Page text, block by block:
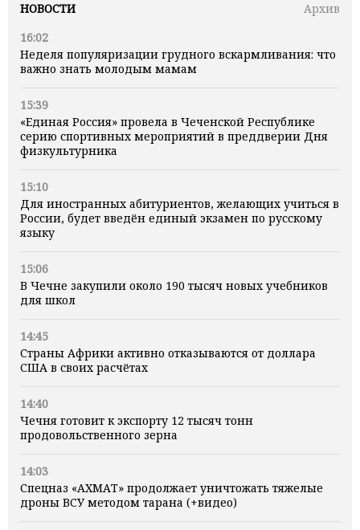
НОВОСТИ
Архив
16:02
Неделя популяризации грудного вскармливания: что
важно знать молодым мамам
15:39
«Единая Россия» провела в Чеченской Республике
серию спортивных мероприятий в преддверии Дня
физкультурника
15:10
Для иностранных абитуриентов, желающих учиться в
России, будет введён единый экзамен по русскому
языку
15:06
В Чечне закупили около 190 тысяч новых учебников
для школ
14:45
Страны Африки активно отказываются от доллара
США в своих расчётах
14:40
Чечня готовит к экспорту 12 тысяч тонн
продовольственного зерна
14:03
Спецназ «АХМАТ» продолжает уничтожать тяжелые
дроны ВСУ методом тарана (+видео)